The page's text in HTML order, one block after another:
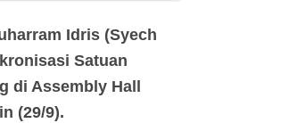
Idris (Syech
Satuan
di Assembly Hall
(29/9).